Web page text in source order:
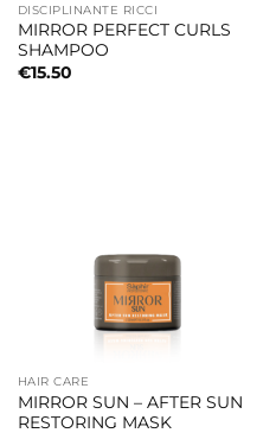
DISCIPLINANTE RICCI
MIRROR PERFECT CURLS
SHAMPOO
€15.50
HAIR CARE
MIRROR SUN – AFTER SUN
RESTORING MASK